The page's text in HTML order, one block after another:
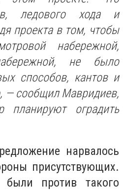
ледового хода и
проекта в том, чтобы
набережной,
не было
способов, кантов и
— сообщил Мавридиев,
планируют оградить
нарвалось
присутствующих.
против такого